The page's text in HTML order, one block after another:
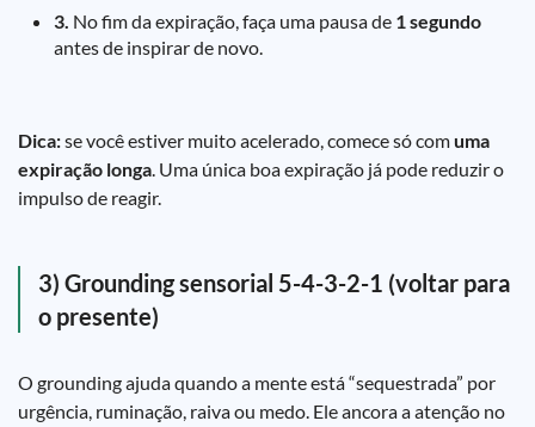
3. No fim da expiração, faça uma pausa de 1 segundo
antes de inspirar de novo.
Dica:se você estiver muito acelerado, comece só comuma
expiração longa. Uma única boa expiração já pode reduzir o
impulso de reagir.
3) Grounding sensorial 5-4-3-2-1 (voltar para
o presente)
O grounding ajuda quando a mente está “sequestrada” por
urgência, ruminação, raiva ou medo. Ele ancora a atenção no